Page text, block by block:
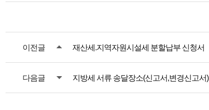
이전글 재산세.지역자원시설세 분할납부 신청서
다음글 지방세 서류 송달장소(신고서,변경신고서)